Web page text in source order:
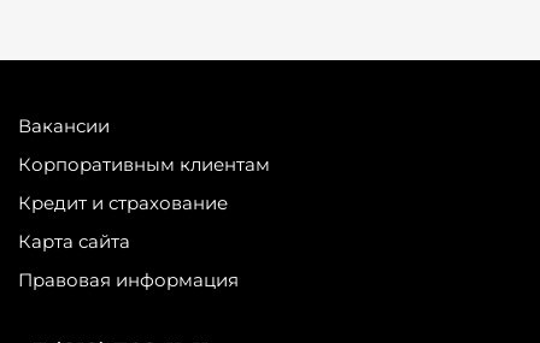
Вакансии
Корпоративным клиентам
Кредит и страхование
Карта сайта
Правовая информация